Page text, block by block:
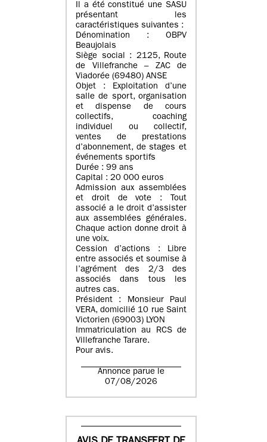
Il a été constitué une SASU
présentant les
caractéristiques suivantes :
Dénomination : OBPV
Beaujolais
Siège social : 2125, Route
de Villefranche – ZAC de
Viadorée (69480) ANSE
Objet : Exploitation d’une
salle de sport, organisation
et dispense de cours
collectifs, coaching
individuel ou collectif,
ventes de prestations
d’abonnement, de stages et
événements sportifs
Durée : 99 ans
Capital : 20 000 euros
Admission aux assemblées
et droit de vote : Tout
associé a le droit d’assister
aux assemblées générales.
Chaque action donne droit à
une voix.
Cession d’actions : Libre
entre associés et soumise à
l’agrément des 2/3 des
associés dans tous les
autres cas.
Président : Monsieur Paul
VERA, domicilié 10 rue Saint
Victorien (69003) LYON
Immatriculation au RCS de
Villefranche Tarare.
Pour avis.
Annonce parue le
07/08/2026